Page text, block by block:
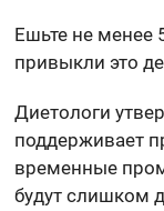
Ешьте не менее
привыкли это
Диетологи
поддерживает
временные
будут слишком